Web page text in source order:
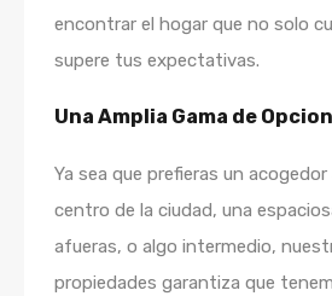
encontrar el hogar que no solo
supere tus expectativas.
Una Amplia Gama de
Ya sea que prefieras un
centro de la ciudad, una
afueras, o algo intermedio,
propiedades garantiza que